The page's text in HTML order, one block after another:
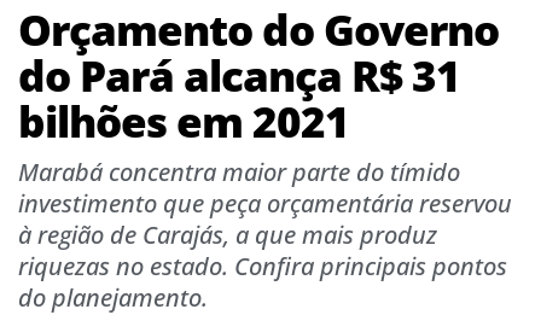
Orçamento do Governo
do Pará alcança R$ 31
bilhões em 2021
Marabá concentra maior parte do tímido
investimento que peça orçamentária reservou
à região de Carajás, a que mais produz
riquezas no estado. Confira principais pontos
do planejamento.